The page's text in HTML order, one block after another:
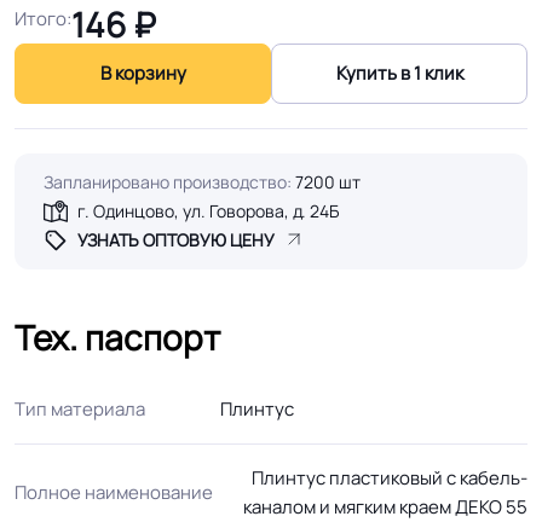
Итого:146 ₽
В корзину Купить в 1 клик
Запланировано производство: 7200 шт
г. Одинцово, ул. Говорова, д. 24Б
УЗНАТЬ ОПТОВУЮ ЦЕНУ
Тех. паспорт
Тип материала Плинтус
Полное наименование
Плинтус пластиковый с кабель-
каналом и мягким краем ДЕКО 55